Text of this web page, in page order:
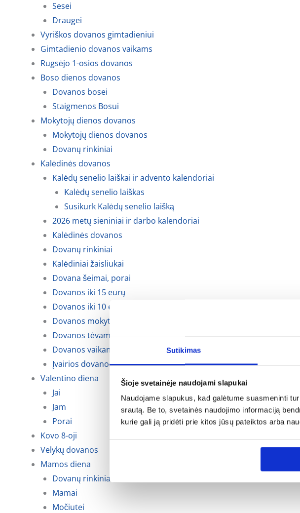
Sutikimas
Šioje svetainėje naudojami slapukai
Naudojame slapukus, kad galėtume suasmeninti
srautą. Be to, svetainės naudojimo informaciją
kurie gali ją pridėti prie kitos jūsų pateiktos arba
Sesei
Draugei
Vyriškos dovanos gimtadieniui
Gimtadienio dovanos vaikams
Rugsėjo 1-osios dovanos
Boso dienos dovanos
Dovanos bosei
Staigmenos Bosui
Mokytojų dienos dovanos
Mokytojų dienos dovanos
Dovanų rinkiniai
Kalėdinės dovanos
Kalėdų senelio laiškai ir advento kalendoriai
Kalėdų senelio laiškas
Susikurk Kalėdų senelio laišką
2026 metų sieniniai ir darbo kalendoriai
Kalėdinės dovanos
Dovanų rinkiniai
Kalėdiniai žaisliukai
Dovana šeimai, porai
Dovanos iki 15 eurų
Dovanos iki 10 eurų
Dovanos mokytojoms, auklėtojoms
Dovanos tėvams, krikšto tėvams ir seneliams
Dovanos vaikams
Įvairios dovanos kalėdoms
Valentino diena
Jai
Jam
Porai
Kovo 8-oji
Velykų dovanos
Mamos diena
Dovanų rinkiniai
Mamai
Močiutei